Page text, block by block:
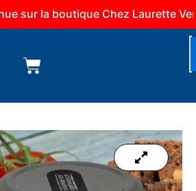
la boutique Chez Laurette